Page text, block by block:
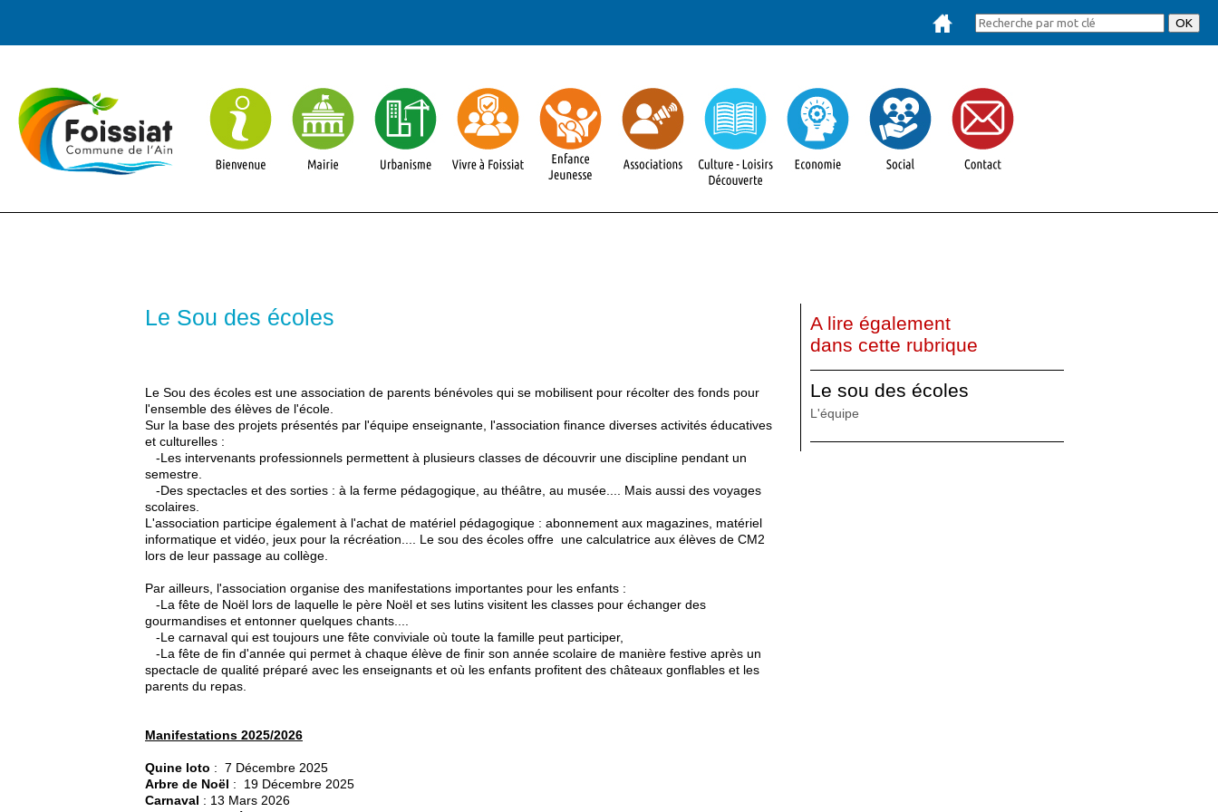
Le Sou des écoles
Le Sou des écoles est une association de parents bénévoles qui se mobilisent pour récolter des fonds pour
l'ensemble des élèves de l'école.
Sur la base des projets présentés par l'équipe enseignante, l'association finance diverses activités éducatives
et culturelles :
-Les intervenants professionnels permettent à plusieurs classes de découvrir une discipline pendant un
semestre.
-Des spectacles et des sorties : à la ferme pédagogique, au théâtre, au musée.... Mais aussi des voyages
scolaires.
L'association participe également à l'achat de matériel pédagogique : abonnement aux magazines, matériel
informatique et vidéo, jeux pour la récréation.... Le sou des écoles offre une calculatrice aux élèves de CM2
lors de leur passage au collège.
Par ailleurs, l'association organise des manifestations importantes pour les enfants :
-La fête de Noël lors de laquelle le père Noël et ses lutins visitent les classes pour échanger des
gourmandises et entonner quelques chants....
-Le carnaval qui est toujours une fête conviviale où toute la famille peut participer,
-La fête de fin d'année qui permet à chaque élève de finir son année scolaire de manière festive après un
spectacle de qualité préparé avec les enseignants et où les enfants profitent des châteaux gonflables et les
parents du repas.
Manifestations 2025/2026
Quine loto : 7 Décembre 2025
Arbre de Noël : 19 Décembre 2025
Carnaval : 13 Mars 2026
A lire également
dans cette rubrique
Le sou des écoles
L'équipe